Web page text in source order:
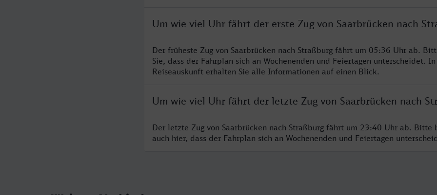
Um wie viel Uhr fährt der erste Zug von Saarbrücken nach
Der früheste Zug von Saarbrücken nach Straßburg fährt um 05:36 Uhr ab.
Sie, dass der Fahrplan sich an Wochenenden und Feiertagen unterscheidet.
Reiseauskunft erhalten Sie alle Informationen auf einen Blick.
Um wie viel Uhr fährt der letzte Zug von Saarbrücken nach
Der letzte Zug von Saarbrücken nach Straßburg fährt um 23:40 Uhr ab. Bitte
auch hier, dass der Fahrplan sich an Wochenenden und Feiertagen